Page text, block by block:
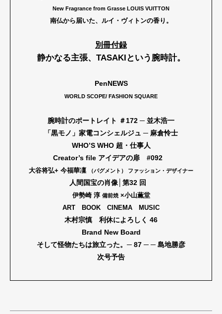
Pen Meet
Pen international
New Fragrance from Grasse LOUIS VUITTON
南仏から届いた、ルイ・ヴィトンの香り。
別冊付録
静かなる主張、TASAKIという腕時計。
PenNEWS
WORLD SCOPE/ FASHION SQUARE
腕時計のポートレイト ＃172 ─ 並木浩一
「黒モノ」家電コンシェルジュ ─ 麻倉怜士
WHO’S WHO 超・仕事人
Creator’s file アイデアの扉 #092
大谷将弘+ 今福華凜 （パグメント） ファッション・デザイナー
人間国宝の肖像│第32 回
伊勢崎 淳 備前焼×小山薫堂
ART BOOK CINEMA MUSIC
木村宗慎 利休によろしく 46
Brand New Board
そして怪物たちは旅立った。─ 87 ─ ─ 島地勝彦
次号予告